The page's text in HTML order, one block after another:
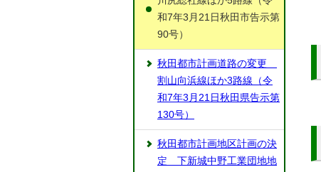
和7年3月21日秋田市告示第
90号）
秋田都市計画道路の変更
割山向浜線ほか3路線（令
和7年3月21日秋田県告示第
130号）
秋田都市計画地区計画の決
定 下新城中野工業団地地